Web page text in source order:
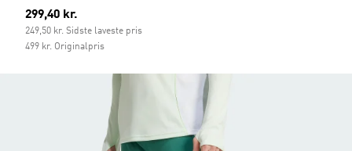
Nuværende pris
299,40 kr.
249,50 kr. Sidste laveste pris
499 kr. Originalpris